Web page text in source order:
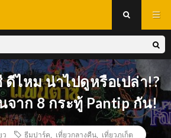
ไหม น่าไปดูหรือเปล่า!?
จาก 8 กระทู้ Pantip กัน!
ว ธีมปาร์ค เที่ยวกลางคืน เที่ยวภูเก็ต